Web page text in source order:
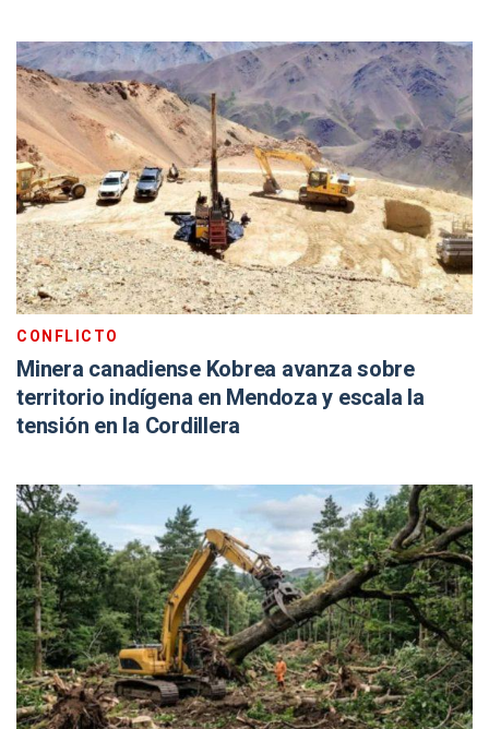
CONFLICTO
Minera canadiense Kobrea avanza sobre
territorio indígena en Mendoza y escala la
tensión en la Cordillera